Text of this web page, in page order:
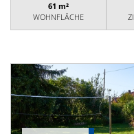
61 m²
WOHNFLÄCHE